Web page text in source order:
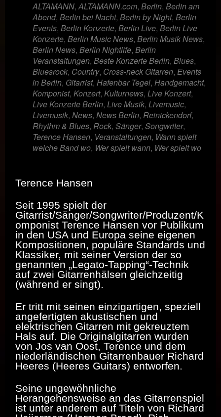
ALTAMANN,ALTAMANN.com, Berlin, Berlin am
Abend, Berlin bei Nacht, Berlin by Night, Berlin
Events, Berlin Konzerte, Berlin Live, Berlin Live
Konzerte, Berlin Music News, Berlin Musik News,
Berlin News, Berlin Nightlife, Berlin
Veranstaltungen, Beste Konzerte Berlin, Blues,
Bluesrock, Country, Cross-neck Gitarren, Events
in Berlin, Gitarrist, Hafenbar Tegel, Handgemacht,
Komponist, Konzert, Kulturnews, Live Konzert,
Live Konzerte Berlin, Live Musik, Livemusic,
Livemusik, News, News Berlin, Reinickendorf,
Rhythm & Blues, Rock, Sänger, Songwriter,
Terence Hansen, Veranstaltungen, Wann spielt
welche Band wo, Wer spielt wann, Wer spielt wo
Terence Hansen
Seit 1995 spielt der
Gitarrist/Sänger/Songwriter/Produzent/K
omponist Terence Hansen vor Publikum
in den USA und Europa seine eigenen
Kompositionen, populäre Standards und
Klassiker, mit seiner Version der so
genannten „Legato-Tapping“-Technik
auf zwei Gitarrenhälsen gleichzeitig
(während er singt).
Er tritt mit seinen einzigartigen, speziell
angefertigten akustischen und
elektrischen Gitarren mit gekreuztem
Hals auf. Die Originalgitarren wurden
von Jos van Oost, Terence und dem
niederländischen Gitarrenbauer Richard
Heeres (Heeres Guitars) entworfen.
Seine ungewöhnliche
Herangehensweise an das Gitarrenspiel
ist unter anderem auf Titeln von Richard